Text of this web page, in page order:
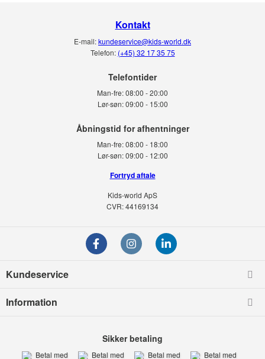
Kontakt
E-mail:kundeservice@kids-world.dk
Telefon: (+45) 32 17 35 75
Telefontider
Man-fre:08:00 - 20:00
Lør-søn: 09:00 - 15:00
Man-fre:08:00 - 18:00
Lør-søn:09:00 - 12:00
Fortryd aftale
Kids-world ApS
CVR: 44169134
Kundeservice
Information
Sikker betaling